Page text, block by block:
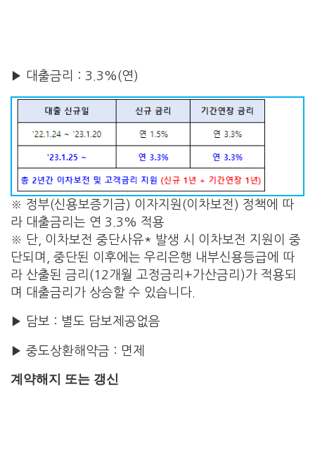
▶ 대출금리 : 3.3%(연)
※ 정부(신용보증기금) 이자지원(이차보전) 정책에 따
라 대출금리는 연 3.3% 적용
※ 단, 이차보전 중단사유* 발생 시 이차보전 지원이 중
단되며, 중단된 이후에는 우리은행 내부신용등급에 따
라 산출된 금리(12개월 고정금리+가산금리)가 적용되
며 대출금리가 상승할 수 있습니다.
▶ 담보 : 별도 담보제공없음
▶ 중도상환해약금 : 면제
계약해지 또는 갱신